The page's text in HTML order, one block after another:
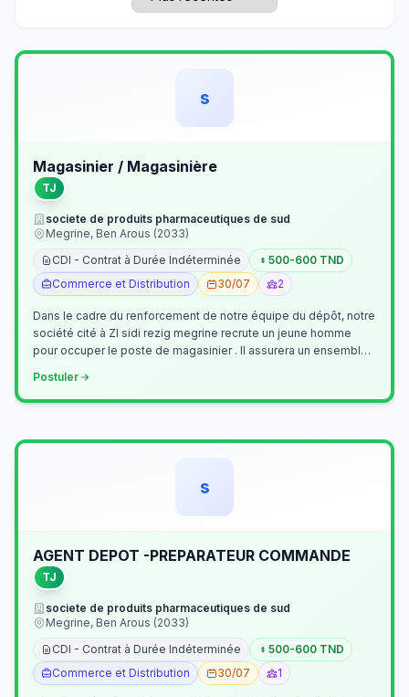
s
Magasinier / Magasinière
TJ
societe de produits pharmaceutiques de sud
Megrine, Ben Arous (2033)
CDI - Contrat à Durée Indéterminée
500-600 TND
Commerce et Distribution
30/07 2
Dans le cadre du renforcement de notre équipe du dépôt, notre
société cité à ZI sidi rezig megrine recrute un jeune homme
pour occuper le poste de magasinier . Il assurera un ensemble
Postuler
s
AGENT DEPOT -PREPARATEUR COMMANDE
TJ
societe de produits pharmaceutiques de sud
Megrine, Ben Arous (2033)
CDI - Contrat à Durée Indéterminée
500-600 TND
Commerce et Distribution
30/07 1